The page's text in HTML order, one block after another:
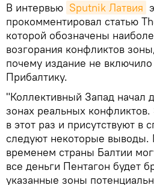
В интервью Sputnik Латвия
прокомментировал статью
которой обозначены
возгорания конфликтов
почему издание не
Прибалтику.
"Коллективный Запад начал
зонах реальных
в этот раз и присутствуют в
следуют некоторые выводы.
временем страны Балтии
все деньги Пентагон будет
указанные зоны